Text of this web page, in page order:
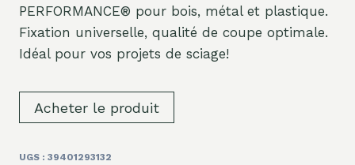
PERFORMANCE® pour bois, métal et plastique.
Fixation universelle, qualité de coupe optimale.
Idéal pour vos projets de sciage!
Acheter le produit
UGS : 39401293132